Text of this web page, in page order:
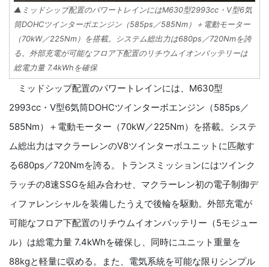
▲ミッドシップ配置のパワートレインにはM630型2993cc・V型6気
筒DOHCツインターボエンジン（585ps／585Nm）＋電動モーター
（70kW／225Nm）を搭載。システム総出力は680ps／720Nmを誇
る。外部充電が可能なフロア下配置のリチウムイオンバッテリーは
総電力量 7.4kWhを確保
ミッドシップ配置のパワートレインには、M630型
2993cc・V型6気筒DOHCツインターボエンジン（585ps／
585Nm）＋電動モーター（70kW／225Nm）を搭載。システ
ム総出力はマクラーレンのV8ツインターボユニットに匹敵す
る680ps／720Nmを誇る。トランスミッションにはツインク
ラッチの8速SSGを組み合わせ、マクラーレン初の電子制御デ
ィファレンシャルを装備したうえで後輪を駆動。外部充電が
可能なフロア下配置のリチウムイオンバッテリー（5モジュー
ル）は総電力量 7.4kWhを確保し、同時にユニット重量を
88kgと軽量に収める。また、電気系統を可能な限りシンプル